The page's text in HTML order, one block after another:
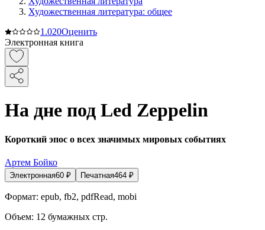
Художественная литература: общее
1.020Оценить
Электронная книга
На дне под Led Zeppelin
Короткий эпос о всех значимых мировых событиях
Артем Бойко
Электронная60 ₽ Печатная464 ₽
Формат: epub, fb2, pdfRead, mobi
Объем: 12 бумажных стр.